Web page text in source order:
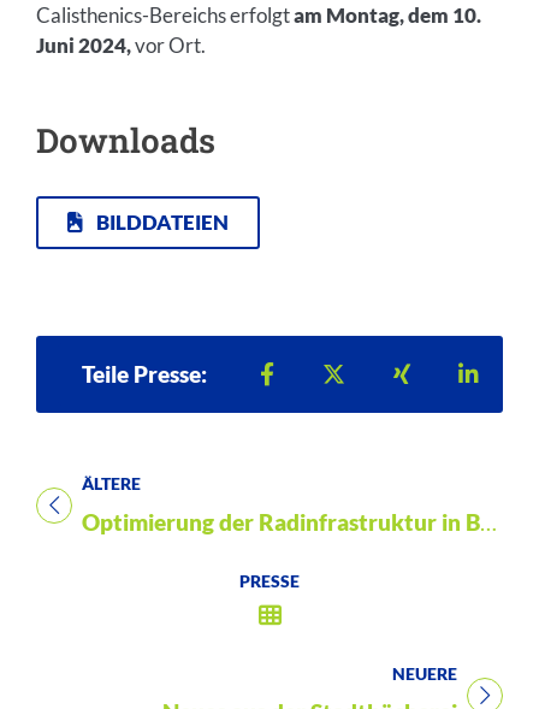
Calisthenics-Bereichs erfolgtam Montag, dem 10.
Juni 2024,vor Ort.
Downloads
BILDDATEIEN
Teile Presse: Teilen auf Facebook
Teilen auf X
Teilen auf
ÄLTERE
Titel für Presse
Optimierung der Radinfrastruktur in Bad Wildungen
PRESSE
NEUERE